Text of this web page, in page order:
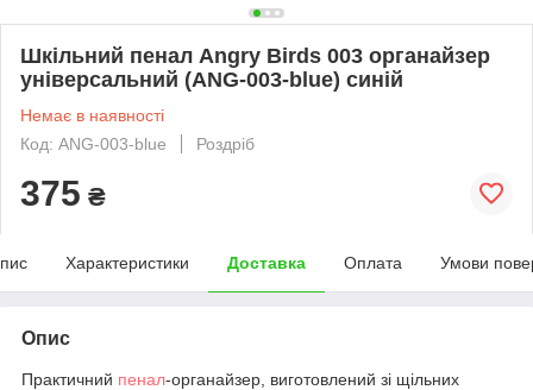
Шкільний пенал Angry Birds 003 органайзер
універсальний (ANG-003-blue) синій
Немає в наявності
Код: ANG-003-blue
Роздріб
375 ₴
Характеристики Доставка Оплата Умови
Опис
Практичний пенал-органайзер, виготовлений зі щільних